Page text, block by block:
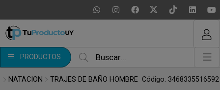
PRODUCTOS
MI COMPRA
NATACION TRAJES DE BAÑO HOMBRE Código: 3468335516592